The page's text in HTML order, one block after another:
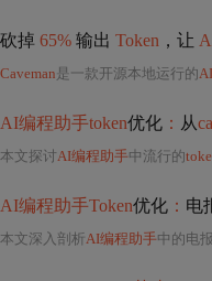
砍掉 65% 输出 Token ，让
Caveman是一款开源本地运行的
AI编程助手token优化 ： 从
本文探讨AI编程助手中流行的
AI编程助手Token优化 ： 电
本文深入剖析AI编程助手中的电